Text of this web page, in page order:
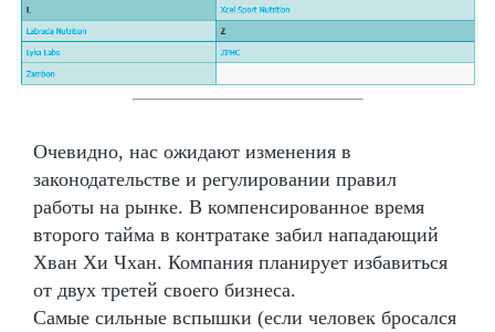
Очевидно, нас ожидают изменения в
законодательстве и регулировании правил
работы на рынке. В компенсированное время
второго тайма в контратаке забил нападающий
Хван Хи Чхан. Компания планирует избавиться
от двух третей своего бизнеса.
Самые сильные вспышки (если человек бросался